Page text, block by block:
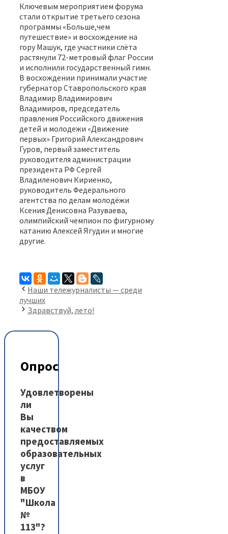
Ключевым мероприятием форума
стали открытие третьего сезона
программы «Больше,чем
путешествие» и восхождение на
гору Машук, где участники слёта
растянули 72-метровый флаг России
и исполнили государственный гимн.
В восхождении принимали участие
губернатор Ставропольского края
Владимир Владимирович
Владимиров, председатель
правления Российского движения
детей и молодежи «Движение
первых» Григорий Александрович
Гуров, первый заместитель
руководителя администрации
президента РФ Сергей
Владиленович Кириенко,
руководитель Федерального
агентства по делам молодёжи
Ксения Денисовна Разуваева,
олимпийский чемпион по фигурному
катанию Алексей Ягудин и многие
другие.
Наши тележурналисты — среди
лучших
Здравствуй, лето!
Опрос
Удовлетворены
ли
Вы
качеством
предоставляемых
образовательных
услуг
в
МБОУ
"Школа
№
113"?